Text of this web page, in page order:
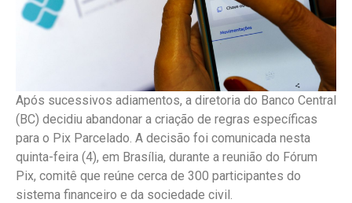
Após sucessivos adiamentos, a diretoria do Banco Central
(BC) decidiu abandonar a criação de regras específicas
para o Pix Parcelado. A decisão foi comunicada nesta
quinta-feira (4), em Brasília, durante a reunião do Fórum
Pix, comitê que reúne cerca de 300 participantes do
sistema financeiro e da sociedade civil.